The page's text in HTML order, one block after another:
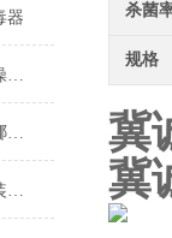
器
分享管道式紫外线消毒器安全操作规定
不锈钢袋式过滤器所用滤筒有哪些要求？
快开式袋式过滤器的滤袋紧固装置重要性
杀菌
规格
冀
冀